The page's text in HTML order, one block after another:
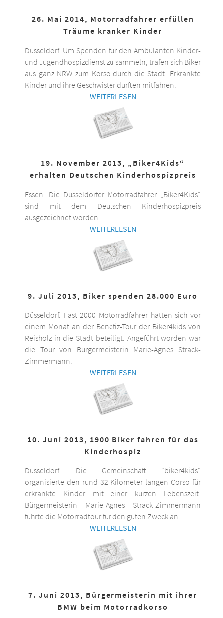
26. Mai 2014, Motorradfahrer erfüllen
Träume kranker Kinder
Düsseldorf. Um Spenden für den Ambulanten Kinder-
und Jugendhospizdienst zu sammeln, trafen sich Biker
aus ganz NRW zum Korso durch die Stadt. Erkrankte
Kinder und ihre Geschwister durften mitfahren.
WEITERLESEN
19. November 2013, „Biker4Kids“
erhalten Deutschen Kinderhospizpreis
Essen. Die Düsseldorfer Motorradfahrer „Biker4Kids“
sind mit dem Deutschen Kinderhospizpreis
ausgezeichnet worden.
WEITERLESEN
9. Juli 2013, Biker spenden 28.000 Euro
Düsseldorf. Fast 2000 Motorradfahrer hatten sich vor
einem Monat an der Benefiz-Tour der Biker4kids von
Reisholz in die Stadt beteiligt. Angeführt worden war
die Tour von Bürgermeisterin Marie-Agnes Strack-
Zimmermann.
WEITERLESEN
10. Juni 2013, 1900 Biker fahren für das
Kinderhospiz
Düsseldorf. Die Gemeinschaft "biker4kids"
organisierte den rund 32 Kilometer langen Corso für
erkrankte Kinder mit einer kurzen Lebenszeit.
Bürgermeisterin Marie-Agnes Strack-Zimmermann
führte die Motorradtour für den guten Zweck an.
WEITERLESEN
7. Juni 2013, Bürgermeisterin mit ihrer
BMW beim Motorradkorso